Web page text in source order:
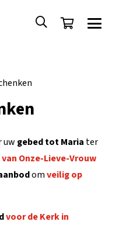
uw gebed tot Maria ter
Onze-Lieve-Vrouw
omveilig op
voor de Kerk in